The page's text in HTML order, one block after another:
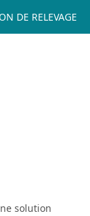
DE RELEVAGE
solution